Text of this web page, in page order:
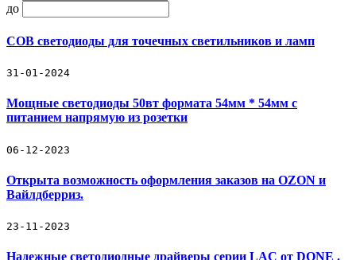
до
COB светодиоды для точечных светильников и ламп
31-01-2024
Мощные светодиоды 50вт формата 54мм * 54мм с
питанием напрямую из розетки
06-12-2023
Открыта возможность оформления заказов на OZON и
Вайлдберриз.
23-11-2023
Надежные светодиодные драйверы серии LAC от DONE .